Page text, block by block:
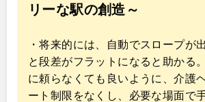
リーな駅の創造～
・将来的には、自動でスロープが
と段差がフラットになると助かる
に頼らなくても良いように、介護
ート制限をなくし、必要な場面で